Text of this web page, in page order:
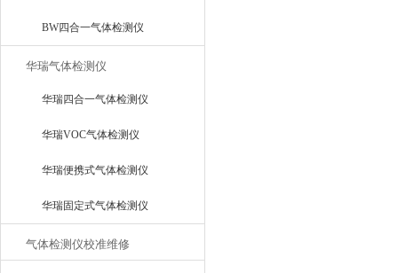
BW四合一气体检测仪
华瑞气体检测仪
华瑞四合一气体检测仪
华瑞VOC气体检测仪
华瑞便携式气体检测仪
华瑞固定式气体检测仪
气体检测仪校准维修